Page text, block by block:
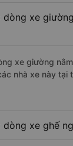
xe
xe giường
nhà xe này tại
xe ghế